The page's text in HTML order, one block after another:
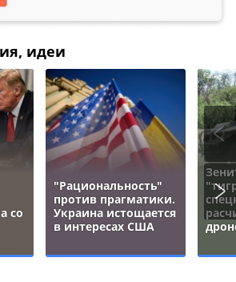
идеи
со
"Рациональность"
против прагматики.
Украина истощается
в интересах США